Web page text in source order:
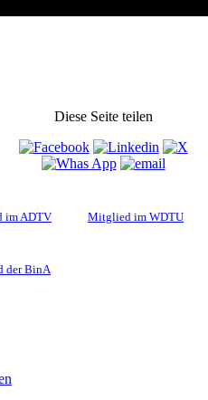
Diese Seite teilen
im ADTV Mitglied im WDTU
der BinA